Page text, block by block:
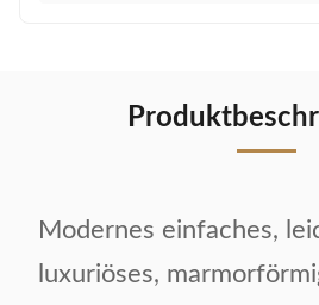
Modernes einfaches,
luxuriöses,